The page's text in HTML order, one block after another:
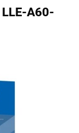
LLE-A60-